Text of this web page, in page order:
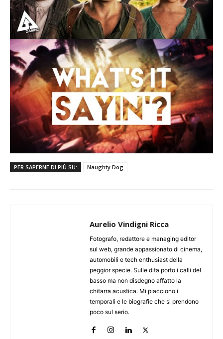
PER SAPERNE DI PIÙ SU: Naughty Dog
Aurelio Vindigni Ricca
Fotografo, redattore e managing editor
sul web, grande appassionato di cinema,
automobili e tech enthusiast della
peggior specie. Sulle dita porto i calli del
basso ma non disdegno affatto la
chitarra acustica. Mi piacciono i
temporali e le biografie che si prendono
poco sul serio.